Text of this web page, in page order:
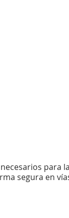
para la
segura en